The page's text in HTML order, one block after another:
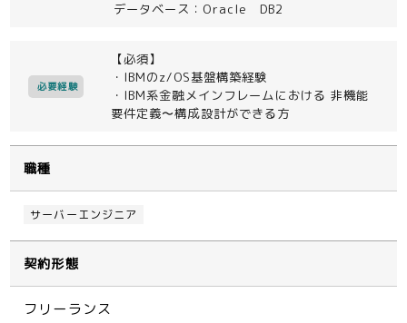
データベース：Oracle DB2
必要経験
【必須】
・IBMのz/OS基盤構築経験
・IBM系金融メインフレームにおける 非機能
要件定義〜構成設計ができる方
職種
サーバーエンジニア
契約形態
フリーランス